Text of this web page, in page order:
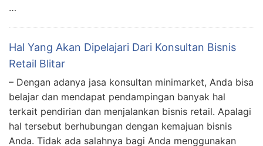
…
Hal Yang Akan Dipelajari Dari Konsultan Bisnis
Retail Blitar
– Dengan adanya jasa konsultan minimarket, Anda bisa
belajar dan mendapat pendampingan banyak hal
terkait pendirian dan menjalankan bisnis retail. Apalagi
hal tersebut berhubungan dengan kemajuan bisnis
Anda. Tidak ada salahnya bagi Anda menggunakan